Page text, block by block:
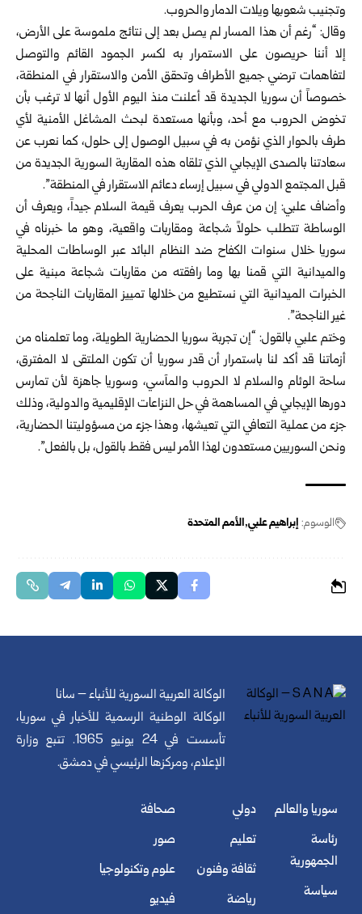
وتجنيب شعوبها ويلات الدمار والحروب.‏
وقال: “رغم أن هذا المسار لم يصل بعد إلى نتائج ملموسة على الأرض،
إلا أننا ‌‏حريصون على الاستمرار به لكسر الجمود القائم والتوصل
لتفاهمات ترضي جميع ‌‏الأطراف وتحقق الأمن والاستقرار في المنطقة،
خصوصاً أن سوريا الجديدة قد أعلنت ‌‏منذ اليوم الأول أنها لا ترغب بأن
تخوض الحروب مع أحد، وبأنها مستعدة لبحث ‌‏المشاغل الأمنية لأي
طرف بالحوار الذي نؤمن به في سبيل الوصول إلى حلول، كما ‌‏نعرب عن
سعادتنا بالصدى الإيجابي الذي تلقاه هذه المقاربة السورية الجديدة من
قبل ‌‏المجتمع الدولي في سبيل إرساء دعائم الاستقرار في المنطقة”.‏
وأضاف علبي: إن من عرف الحرب يعرف قيمة السلام جيداً، ويعرف أن
الوساطة ‌‏تتطلب حلولاً شجاعة ومقاربات واقعية، وهو ما خبرناه في
سوريا خلال سنوات الكفاح ‌‏ضد النظام البائد عبر الوساطات المحلية
والميدانية التي قمنا بها وما رافقته من مقاربات ‌‏شجاعة مبنية على
الخبرات الميدانية التي نستطيع من خلالها تمييز المقاربات الناجحة من
‌‏غير الناجحة”.‏
وختم علبي بالقول: “إن تجربة سوريا الحضارية الطويلة، وما تعلمناه من
أزماتنا قد أكد ‌‏لنا باستمرار أن قدر سوريا أن تكون الملتقى لا المفترق،
ساحة الوئام والسلام لا ‏الحروب ‏والمآسي، وسوريا جاهزة لأن تمارس
دورها الإيجابي في المساهمة في حل ‏النزاعات ‏الإقليمية والدولية، وذلك
جزء من عملية التعافي التي تعيشها، وهذا جزء من ‏مسؤوليتنا ‏الحضارية،
ونحن السوريين مستعدون لهذا الأمر ليس فقط بالقول، بل ‏بالفعل”.‏
الوسوم: إبراهيم علبي الأمم المتحدة
الوكالة العربية السورية للأنباء – سانا
الوكالة الوطنية الرسمية للأخبار في سوريا،
تأسست في 24 يونيو 1965. تتبع وزارة
الإعلام، ومركزها الرئيسي في دمشق.
سوريا والعالم
رئاسة
الجمهورية
سياسة
دولي
تعليم
ثقافة وفنون
رياضة
صحافة
صور
علوم وتكنولوجيا
فيديو